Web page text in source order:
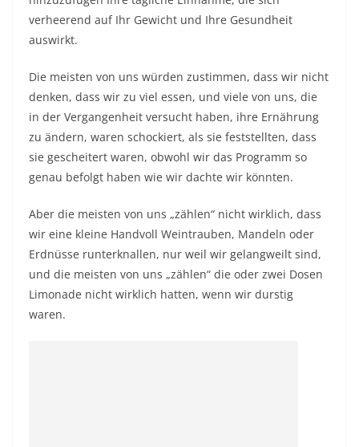
verheerend auf Ihr Gewicht und Ihre Gesundheit
auswirkt.
Die meisten von uns würden zustimmen, dass wir nicht
denken, dass wir zu viel essen, und viele von uns, die
in der Vergangenheit versucht haben, ihre Ernährung
zu ändern, waren schockiert, als sie feststellten, dass
sie gescheitert waren, obwohl wir das Programm so
genau befolgt haben wie wir dachte wir könnten.
Aber die meisten von uns „zählen“ nicht wirklich, dass
wir eine kleine Handvoll Weintrauben, Mandeln oder
Erdnüsse runterknallen, nur weil wir gelangweilt sind,
und die meisten von uns „zählen“ die oder zwei Dosen
Limonade nicht wirklich hatten, wenn wir durstig
waren.